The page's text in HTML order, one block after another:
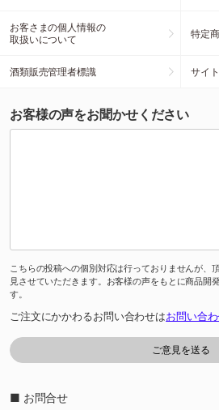
お客さまの個人情報の
取扱いについて
特定
酒類販売管理者標識 サイ
お客様の声をお聞かせください
こちらの投稿への個別対応は行っておりませんが、
見させていただきます。お客様の声をもとに商品開
す。
ご注文にかかわるお問い合わせはお問い合
■ お問合せ